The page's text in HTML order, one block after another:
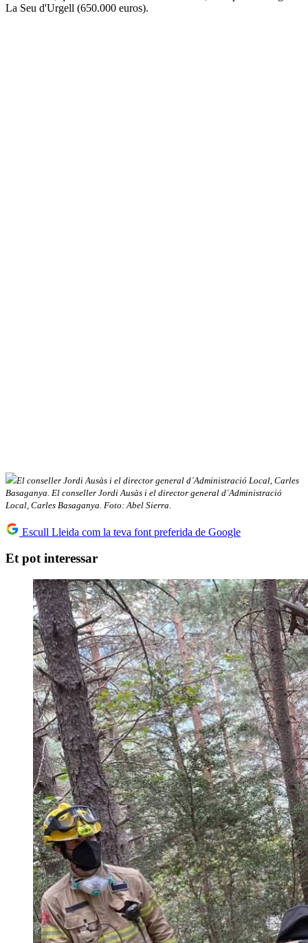
La Seu d'Urgell (650.000 euros).
El conseller Jordi Ausàs i el director general d´Administració Local, Carles
Basaganya. El conseller Jordi Ausàs i el director general d´Administració
Local, Carles Basaganya. Foto: Abel Sierra.
Escull Lleida com la teva font preferida de Google
Et pot interessar